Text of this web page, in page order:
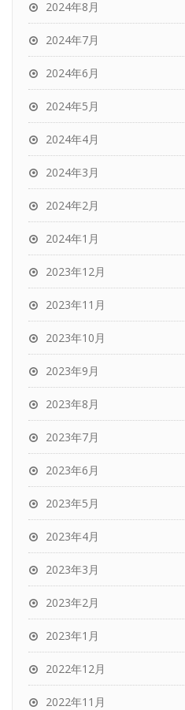
2024年8月
2024年7月
2024年6月
2024年5月
2024年4月
2024年3月
2024年2月
2024年1月
2023年12月
2023年11月
2023年10月
2023年9月
2023年8月
2023年7月
2023年6月
2023年5月
2023年4月
2023年3月
2023年2月
2023年1月
2022年12月
2022年11月